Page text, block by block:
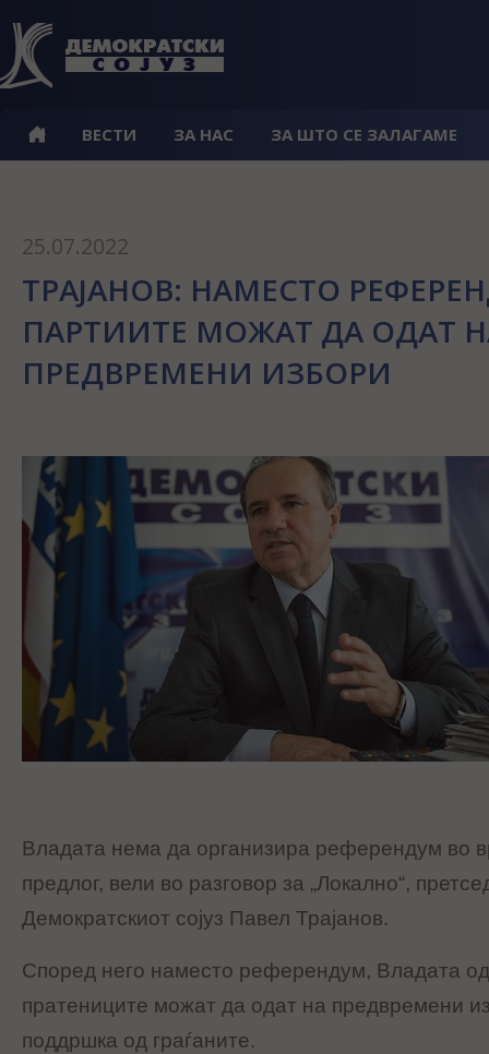
ВЕСТИ ЗА НАС ЗА ШТО СЕ ЗАЛАГАМЕ
25.07.2022
ТРАЈАНОВ: НАМЕСТО
ПАРТИИТЕ МОЖАТ ДА ОДАТ
ПРЕДВРЕМЕНИ ИЗБОРИ
Владата нема да организира референдум во
предлог, вели во разговор за „Локално“,
Демократскиот сојуз Павел Трајанов.
Според него наместо референдум, Владата
пратениците можат да одат на предвремени
поддршка од граѓаните.